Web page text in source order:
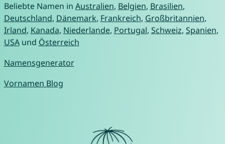
Beliebte Namen in Australien, Belgien, Brasilien,
Deutschland, Dänemark, Frankreich, Großbritannien,
Irland, Kanada, Niederlande, Portugal, Schweiz, Spanien,
USAund Österreich
Namensgenerator
Vornamen Blog